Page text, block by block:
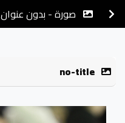
صورة - بدون عنوان
no-title